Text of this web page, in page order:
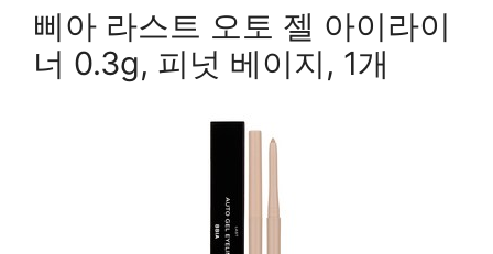
삐아 라스트 오토 젤 아이라이
너 0.3g, 피넛 베이지, 1개